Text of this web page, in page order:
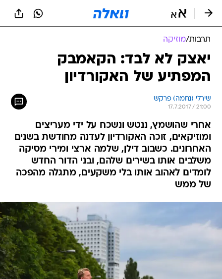
תרבות/מוזיקה
יאצק לא לבד: הקאמבק
המפתיע של האקורדיון
שירלי (נחמה) פרקש
17.7.2017 / 21:00
אחרי שהושמץ, ננטש ונשכח על ידי מעריצים
ומוזיקאים, זוכה האקורדיון לעדנה מחודשת בשנים
האחרונים. כשבוב דילן, שלמה ארצי ומירי מסיקה
משלבים אותו בשירים שלהם, ובני הדור החדש
לומדים לאהוב אותו בלי משקעים, מתגלה מהפכה
של ממש